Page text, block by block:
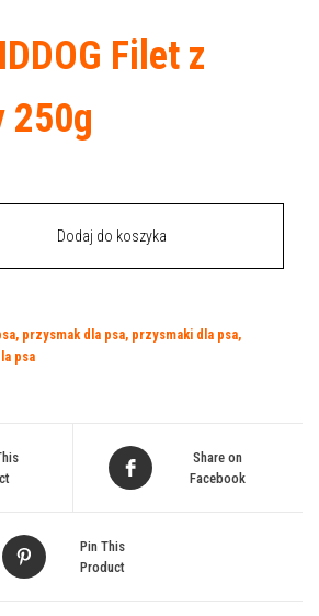
Filet z
250g
Dodaj do koszyka
, przysmak dla psa, przysmaki dla psa,
psa
Share on
Facebook
Pin This
Product